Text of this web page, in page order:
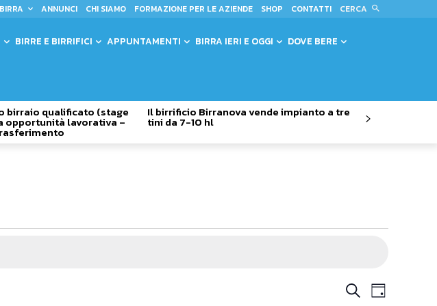
ANNUNCI CHI SIAMO FORMAZIONE PER LE AZIENDE SHOP CONTATTI CERCA
BIRRE E BIRRIFICI APPUNTAMENTI BIRRA IERI E OGGI DOVE BERE
birraio qualificato (stage
opportunità lavorativa –
Il birrificio Birranova vende impianto a tre
tini da 7-10 hl
Eventi
CercaEvento
Giorno